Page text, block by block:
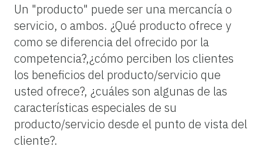
Un "producto" puede ser una mercancía o
servicio, o ambos. ¿Qué producto ofrece y
como se diferencia del ofrecido por la
competencia?,¿cómo perciben los clientes
los beneficios del producto/servicio que
usted ofrece?, ¿cuáles son algunas de las
características especiales de su
producto/servicio desde el punto de vista del
cliente?.